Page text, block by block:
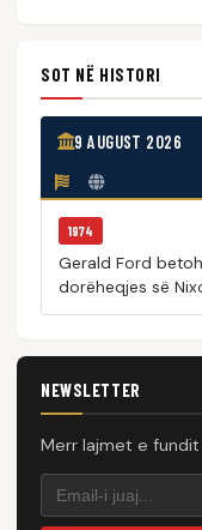
SOT NË HISTORI
9 AUGUST 2026
1974
Gerald Ford
dorëheqjes së
NEWSLETTER
Merr lajmet e